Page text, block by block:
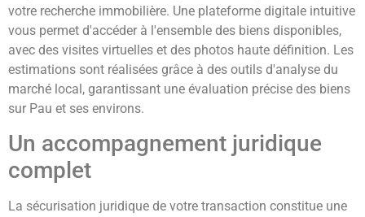
votre recherche immobilière. Une plateforme digitale intuitive
vous permet d'accéder à l'ensemble des biens disponibles,
avec des visites virtuelles et des photos haute définition. Les
estimations sont réalisées grâce à des outils d'analyse du
marché local, garantissant une évaluation précise des biens
sur Pau et ses environs.
Un accompagnement juridique
complet
La sécurisation juridique de votre transaction constitue une